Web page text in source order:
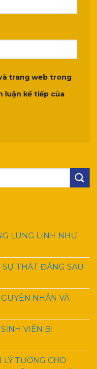
trang web trong
luận kế tiếp của
LUNG LINH NHƯ
SỰ THẬT ĐẰNG SAU
NHÂN VÀ
VIÊN BỊ
LÝ TƯỞNG CHO